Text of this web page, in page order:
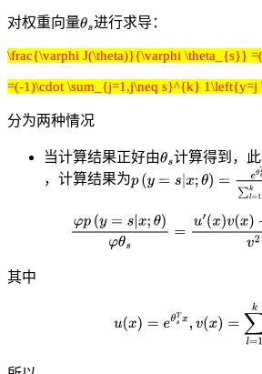
对权重向量 进行求导：
\frac{\varphi J(\theta)}{\varphi \theta_{s}}
=(-1)\cdot \sum_{j=1,j\neq s}^{k}
分为两种情况
当计算结果正好由
计算得到，
，计算结果为
其中